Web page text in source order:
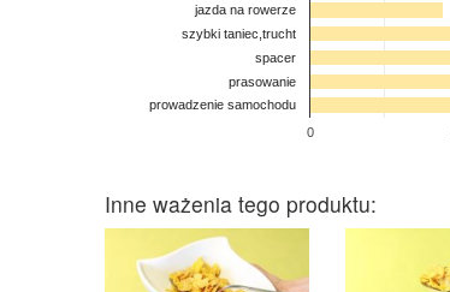
0
jazda na rowerze
szybki taniec,trucht
spacer
prasowanie
prowadzenie samochodu
Inne ważenia tego produktu: